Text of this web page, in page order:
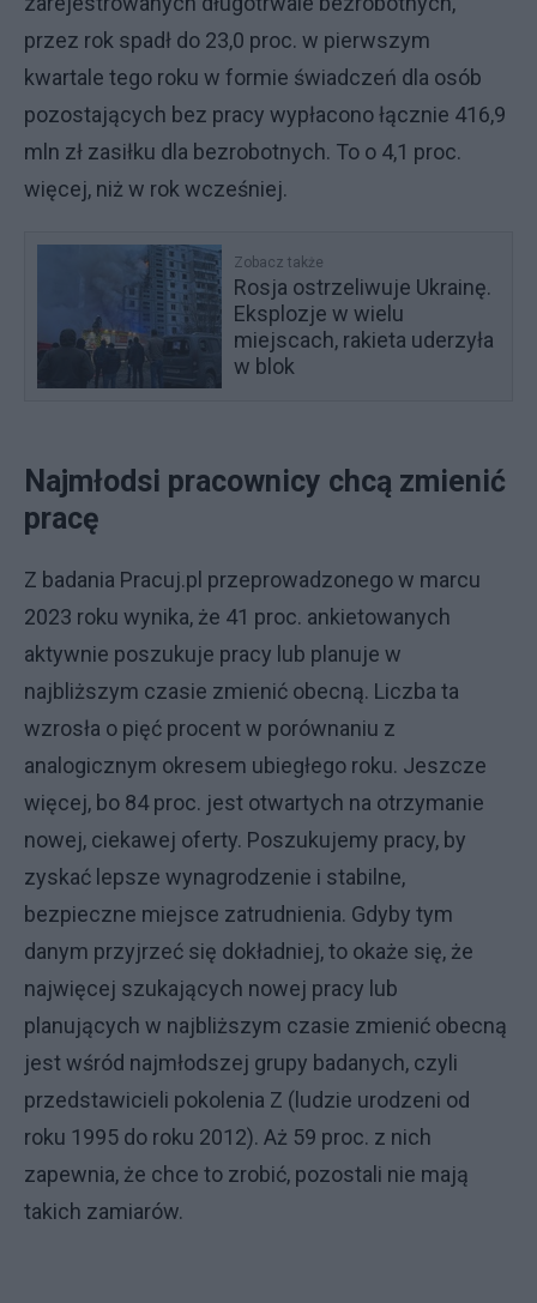
przez rok spadł do 23,0 proc. w pierwszym
kwartale tego roku w formie świadczeń dla osób
pozostających bez pracy wypłacono łącznie 416,9
mln zł zasiłku dla bezrobotnych. To o 4,1 proc.
więcej, niż w rok wcześniej.
Zobacz także
Rosja ostrzeliwuje Ukrainę.
Eksplozje w wielu
miejscach, rakieta uderzyła
w blok
Najmłodsi pracownicy chcą zmienić
pracę
Z badania Pracuj.pl przeprowadzonego w marcu
2023 roku wynika, że 41 proc. ankietowanych
aktywnie poszukuje pracy lub planuje w
najbliższym czasie zmienić obecną. Liczba ta
wzrosła o pięć procent w porównaniu z
analogicznym okresem ubiegłego roku. Jeszcze
więcej, bo 84 proc. jest otwartych na otrzymanie
nowej, ciekawej oferty. Poszukujemy pracy, by
zyskać lepsze wynagrodzenie i stabilne,
bezpieczne miejsce zatrudnienia. Gdyby tym
danym przyjrzeć się dokładniej, to okaże się, że
najwięcej szukających nowej pracy lub
planujących w najbliższym czasie zmienić obecną
jest wśród najmłodszej grupy badanych, czyli
przedstawicieli pokolenia Z (ludzie urodzeni od
roku 1995 do roku 2012). Aż 59 proc. z nich
zapewnia, że chce to zrobić, pozostali nie mają
takich zamiarów.